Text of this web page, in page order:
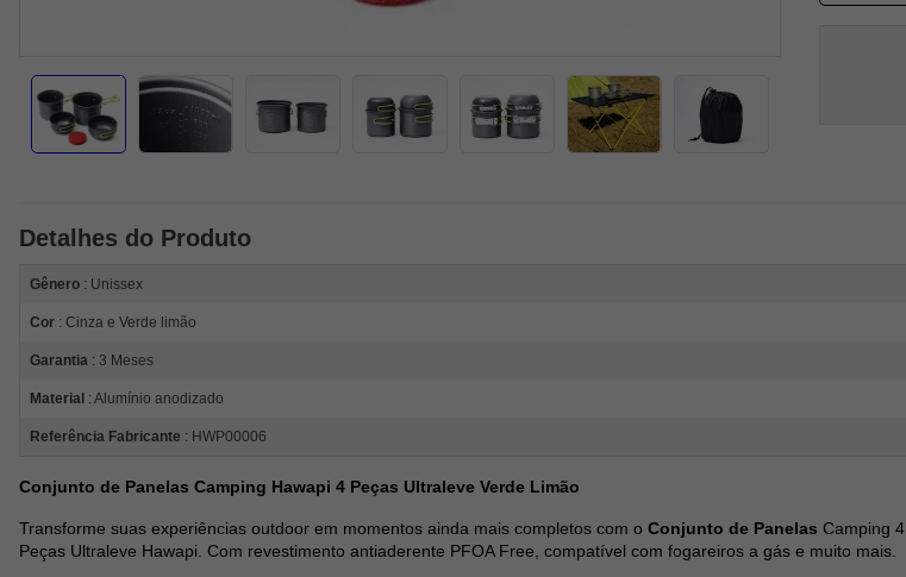
Detalhes do Produto
Gênero : Unissex
Cor : Cinza e Verde limão
Garantia : 3 Meses
Material : Alumínio anodizado
Referência Fabricante : HWP00006
Conjunto de Panelas Camping Hawapi 4 Peças Ultraleve Verde Limão
Transforme suas experiências outdoor em momentos ainda mais completos com o Conjunto de Panelas Camping 4
Peças Ultraleve Hawapi. Com revestimento antiaderente PFOA Free, compatível com fogareiros a gás e muito mais.